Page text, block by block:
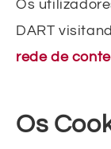
Os
DART
rede de
Os